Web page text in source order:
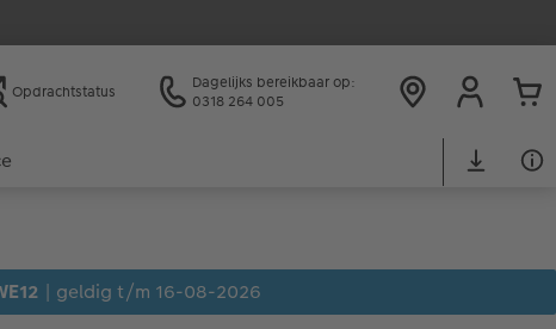
Opdrachtstatus
Dagelijks bereikbaar op:
0318 264 005
| geldig t/m 16-08-2026